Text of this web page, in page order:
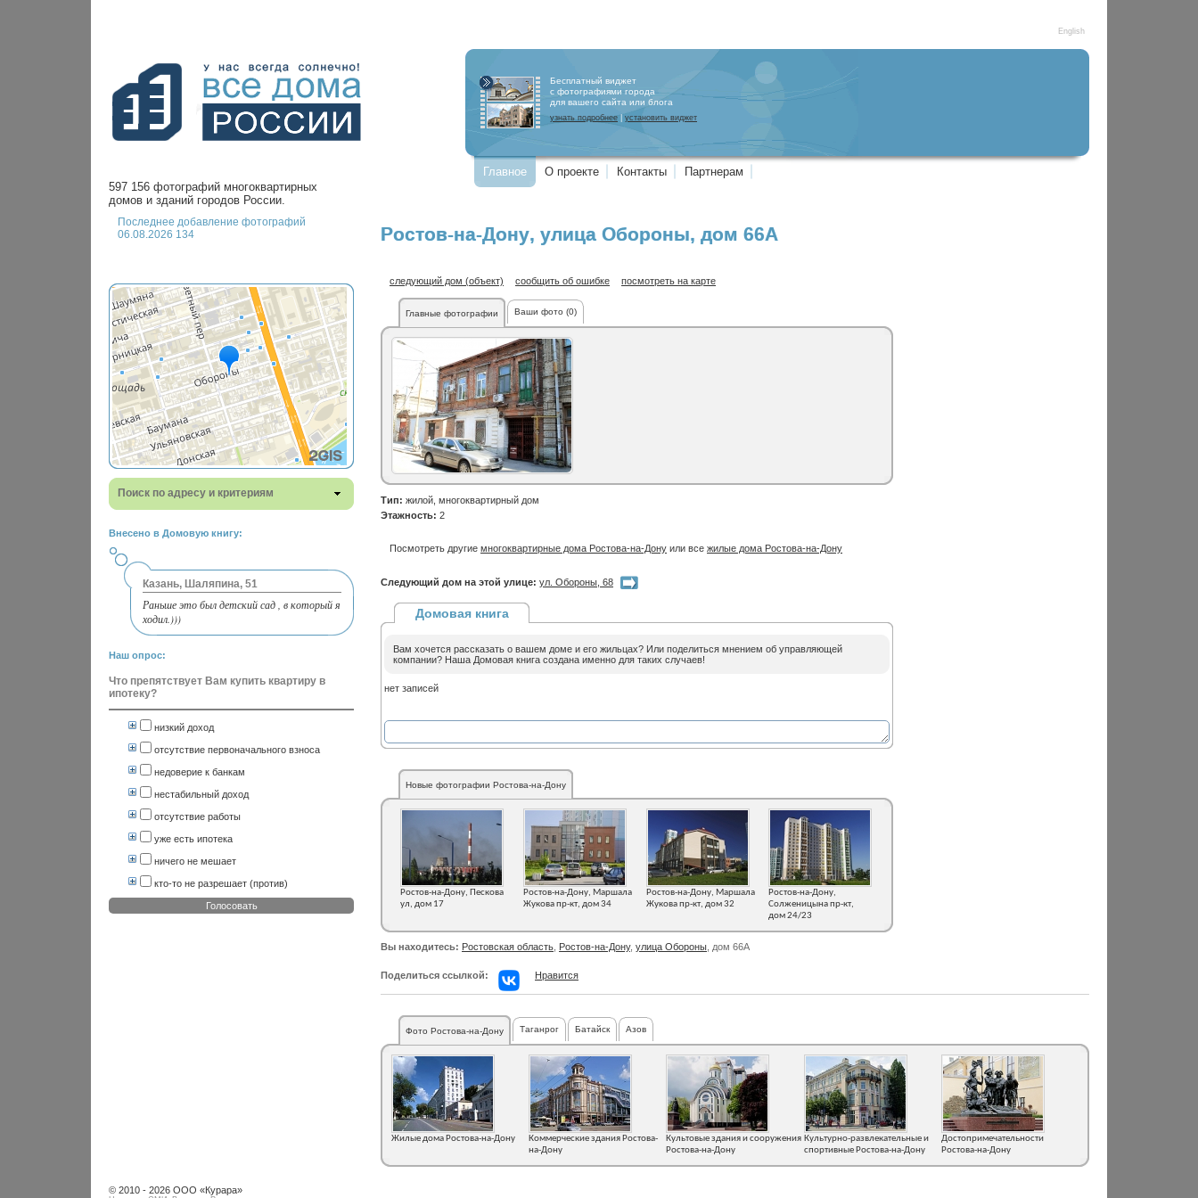
English
Бесплатный виджет
с фотографиями города
для вашего сайта или блога
узнать подробнее установить виджет
Главное О проекте Контакты
Партнерам
597 156 фотографий многоквартирных
домов и зданий городов России.
Последнее добавление фотографий
06.08.2026 134
Поиск по адресу и критериям
Внесено в Домовую книгу:
Казань, Шаляпина, 51
Раньше это был детский сад , в который я
ходил.)))
Наш опрос:
Что препятствует Вам купить квартиру в
ипотеку?
низкий доход
отсутствие первоначального взноса
недоверие к банкам
нестабильный доход
отсутствие работы
уже есть ипотека
ничего не мешает
кто-то не разрешает (против)
Голосовать
Ростов-на-Дону, улица Обороны, дом 66А
следующий дом (объект) сообщить об ошибке посмотреть на карте
Главные фотографии Ваши фото (0)
Тип: жилой, многоквартирный дом
Этажность: 2
Посмотреть другие многоквартирные дома Ростова-на-Дону или все жилые дома Ростова-на-Дону
Следующий дом на этой улице: ул. Обороны, 68
Домовая книга
Вам хочется рассказать о вашем доме и его жильцах? Или поделиться мнением об управляющей
компании? Наша Домовая книга создана именно для таких случаев!
нет записей
Новые фотографии Ростова-на-Дону
Ростов-на-Дону, Пескова
ул, дом 17
Ростов-на-Дону, Маршала
Жукова пр-кт, дом 34
Ростов-на-Дону, Маршала
Жукова пр-кт, дом 32
Ростов-на-Дону,
Солженицына пр-кт,
дом 24/23
Вы находитесь: Ростовская область Ростов-на-Дону, улица Обороны , дом 66А
Поделиться ссылкой: Нравится
Фото Ростова-на-Дону Таганрог Батайск Азов
Жилые дома Ростова-на-Дону
Коммерческие здания Ростова-
на-Дону
Культовые здания и сооружения
Ростова-на-Дону
Культурно-развлекательные и
спортивные Ростова-на-Дону
Достопримечательности
Ростова-на-Дону
© 2010 - 2026 ООО «Курара»